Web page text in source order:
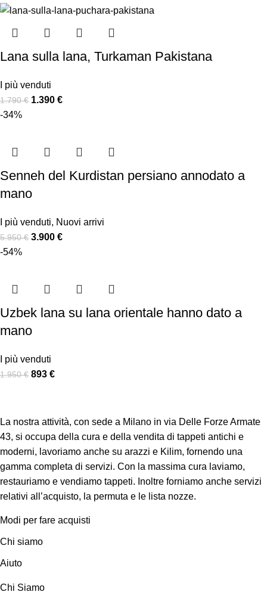
Lana sulla lana, Turkaman Pakistana
I più venduti
1.790€ 1.390 €
-34%
Senneh del Kurdistan persiano annodato a
mano
I più venduti, Nuovi arrivi
5.950€ 3.900 €
-54%
Uzbek lana su lana orientale hanno dato a
mano
I più venduti
1.950€ 893 €
La nostra attività, con sede a Milano in via Delle Forze Armate
43, si occupa della cura e della vendita di tappeti antichi e
moderni, lavoriamo anche su arazzi e Kilim, fornendo una
gamma completa di servizi. Con la massima cura laviamo,
restauriamo e vendiamo tappeti. Inoltre forniamo anche servizi
relativi all’acquisto, la permuta e le lista nozze.
Modi per fare acquisti
Chi siamo
Aiuto
Chi Siamo